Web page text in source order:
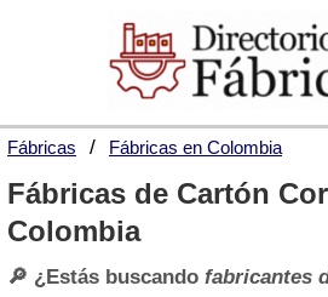
Fábricas Fábricas en Colombia
Fábricas de Cartón
Colombia
🔎 ¿Estás buscando fabricantes